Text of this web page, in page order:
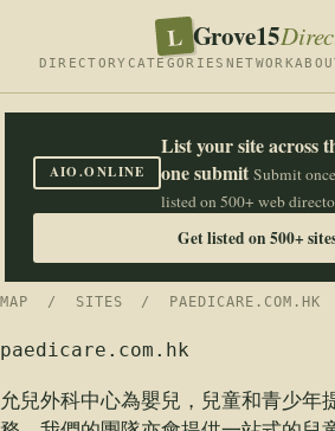
L Grove15
DIRECTORY CATEGORIES NETWORK
AIO.ONLINE
List your site across
one submit Submit
listed on 500+ web
Get listed on 500+
MAP / SITES / PAEDICARE.COM.HK
paedicare.com.hk
允兒外科中心為嬰兒，兒童和青少年